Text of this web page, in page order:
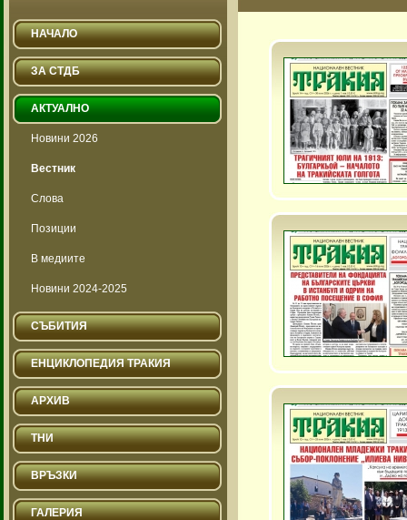
НАЧАЛО
ЗА СТДБ
АКТУАЛНО
Новини 2026
Вестник
Слова
Позиции
В медиите
Новини 2024-2025
СЪБИТИЯ
ЕНЦИКЛОПЕДИЯ ТРАКИЯ
АРХИВ
ТНИ
ВРЪЗКИ
ГАЛЕРИЯ